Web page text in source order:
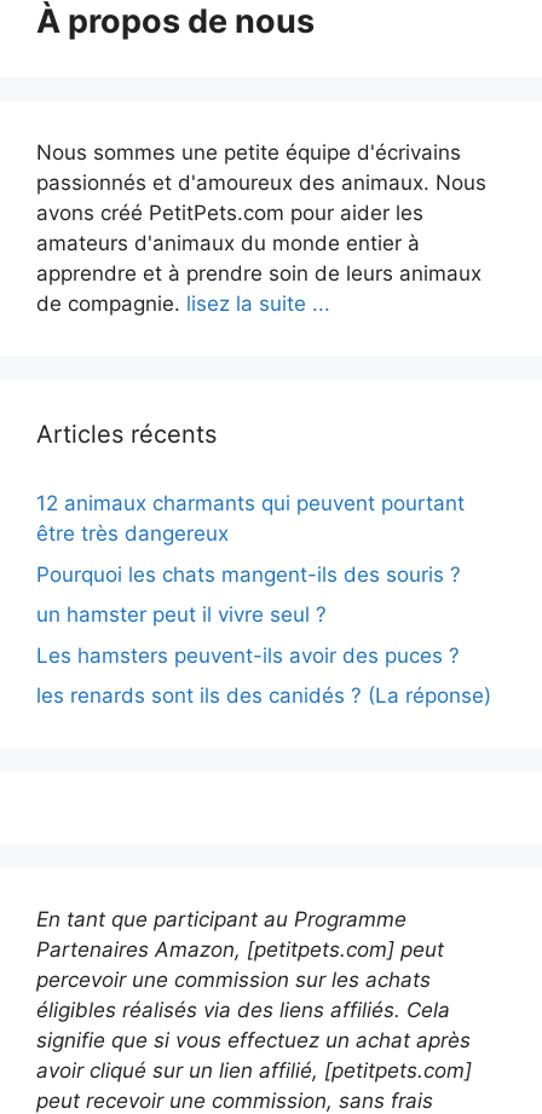
À propos de nous
Nous sommes une petite équipe d'écrivains
passionnés et d'amoureux des animaux. Nous
avons créé PetitPets.com pour aider les
amateurs d'animaux du monde entier à
apprendre et à prendre soin de leurs animaux
de compagnie. lisez la suite ...
Articles récents
12 animaux charmants qui peuvent pourtant
être très dangereux
Pourquoi les chats mangent-ils des souris ?
un hamster peut il vivre seul ?
Les hamsters peuvent-ils avoir des puces ?
les renards sont ils des canidés ? (La réponse)
En tant que participant au Programme
Partenaires Amazon, [petitpets.com] peut
percevoir une commission sur les achats
éligibles réalisés via des liens affiliés. Cela
signifie que si vous effectuez un achat après
avoir cliqué sur un lien affilié, [petitpets.com]
peut recevoir une commission, sans frais